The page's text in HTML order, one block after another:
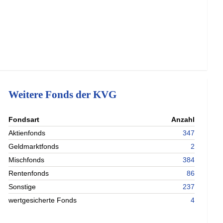
Weitere Fonds der KVG
Fondsart
Anzahl
Aktienfonds
347
Geldmarktfonds
2
Mischfonds
384
Rentenfonds
86
Sonstige
237
wertgesicherte Fonds
4